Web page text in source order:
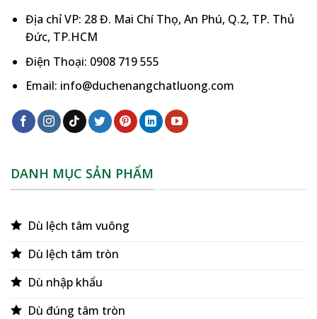
Địa chỉ VP: 28 Đ. Mai Chí Thọ, An Phú, Q.2, TP. Thủ
Đức, TP.HCM
Điện Thoại: 0908 719 555
Email: info@duchenangchatluong.com
DANH MỤC SẢN PHẨM
Dù lệch tâm vuông
Dù lệch tâm tròn
Dù nhập khẩu
Dù đúng tâm tròn